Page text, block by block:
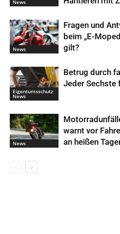
News
News
Fragen und
beim „E-
gilt?
Eigentumsschutz
News
Betrug durch
Jeder
News
warnt vor
an heißen